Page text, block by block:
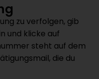
zu verfolgen, gib
und klicke auf
steht auf dem
die du